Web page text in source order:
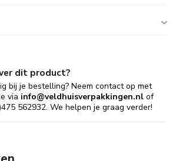
dit product?
bij je bestelling? Neem contact op met
via info@veldhuisverpakkingen.nl of
562932. We helpen je graag verder!